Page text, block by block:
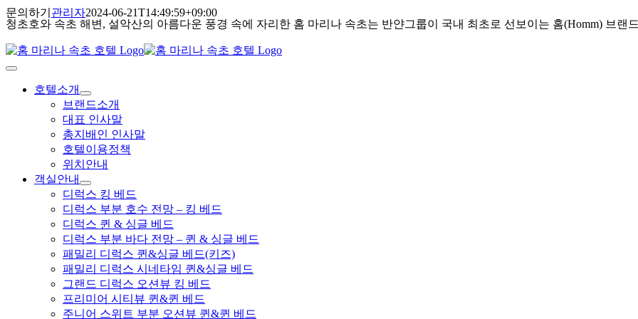
콘
텐
츠
로
건
청초호와 속초 해변, 설악산의 아름다운 풍경 속에 자리한 홈 마리나 속초는 반얀그룹이 국내 최초로 선보이는 홈(Homm) 브랜
Toggle
Navigation호텔소개
브랜드소개
대표 인사말
총지배인 인사말
호텔이용정책
위치안내
객실안내
디럭스 킹 베드
디럭스 부분 호수 전망 – 킹 베드
디럭스 퀸 & 싱글 베드
디럭스 부분 바다 전망 – 퀸 & 싱글 베드
패밀리 디럭스 퀸&싱글 베드(키즈)
패밀리 디럭스 시네타임 퀸&싱글 베드
그랜드 디럭스 오션뷰 킹 베드
프리미어 시티뷰 퀸&퀸 베드
주니어 스위트 부분 오션뷰 퀸&퀸 베드
문의하기 관리자2024-06-21T14:49:59+09:00